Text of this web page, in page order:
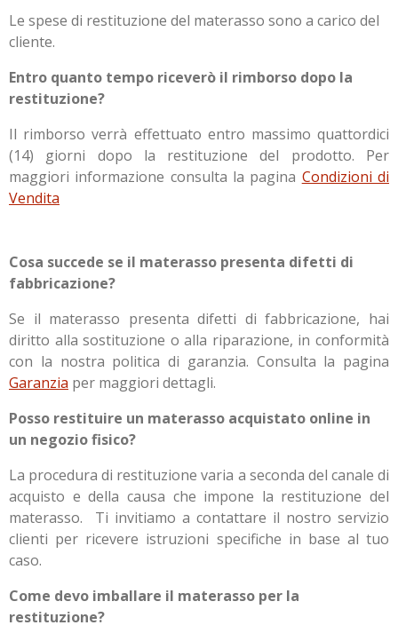
Le spese di restituzione del materasso sono a carico del
cliente.
Entro quanto tempo riceverò il rimborso dopo la
restituzione?
Il rimborso verrà effettuato entro massimo quattordici
(14) giorni dopo la restituzione del prodotto. Per
maggiori informazione consulta la pagina Condizioni di
Vendita
Cosa succede se il materasso presenta difetti di
fabbricazione?
Se il materasso presenta difetti di fabbricazione, hai
diritto alla sostituzione o alla riparazione, in conformità
con la nostra politica di garanzia. Consulta la pagina
Garanzia per maggiori dettagli.
Posso restituire un materasso acquistato online in
un negozio fisico?
La procedura di restituzione varia a seconda del canale di
acquisto e della causa che impone la restituzione del
materasso. Ti invitiamo a contattare il nostro servizio
clienti per ricevere istruzioni specifiche in base al tuo
caso.
Come devo imballare il materasso per la
restituzione?